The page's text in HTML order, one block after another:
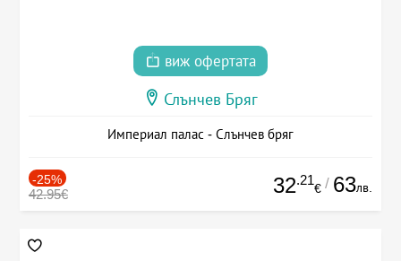
виж офертата
Слънчев Бряг
Империал палас - Слънчев бряг
-25%
42.95€ 32.21
€ / 63лв.